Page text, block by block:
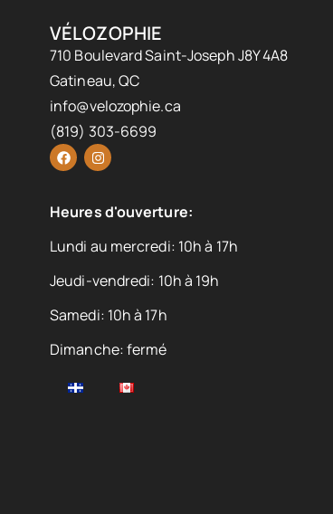
VÉLOZOPHIE
710 Boulevard Saint-Joseph J8Y 4A8
Gatineau, QC
info@velozophie.ca
(819) 303-6699
Heures d'ouverture:
Lundi au mercredi: 10h à 17h
Jeudi-vendredi: 10h à 19h
Samedi: 10h à 17h
Dimanche: fermé